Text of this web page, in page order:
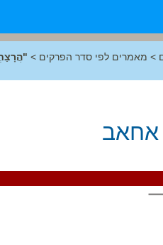
> מאמרים לפי סדר הפרקים >
אחאב